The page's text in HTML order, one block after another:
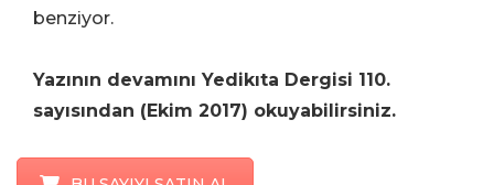
benziyor.
Yazının devamını Yedikıta Dergisi 110.
sayısından (Ekim 2017) okuyabilirsiniz.